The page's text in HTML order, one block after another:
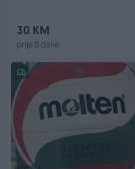
30 KM
prije 8 dana